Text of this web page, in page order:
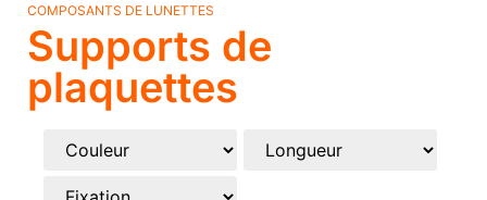
COMPOSANTS DE LUNETTES
Supports de
plaquettes